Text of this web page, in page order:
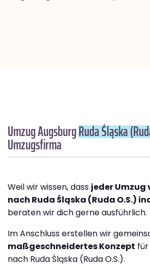
Umzug AugsburgRuda Śląska
Umzugsfirma
Weil wir wissen, dass jeder Umzug
nach Ruda Śląska (Ruda O.S.)
beraten wir dich gerne ausführlich.
Im Anschluss erstellen wir
maßgeschneidertes Konzept
nach Ruda Śląska (Ruda O.S.).